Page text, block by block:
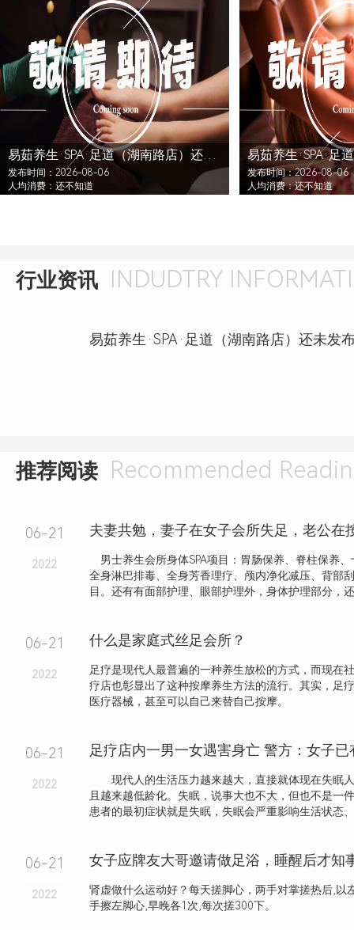
易茹养生·SPA·足道（湖南路店）还没发布活动
发布时间：2026-08-06
人均消费：还不知道
发布时间：2026-08-06
人均消费：还不知道
行业资讯 INDUDTRY
推荐阅读 Recommended
06-21
2022
男士养生会所身体SPA项目：胃肠保养、脊柱保养
全身淋巴排毒、全身芳香理疗、颅内净化减压、背部
目。还有有面部护理、眼部护理外，身体护理部分，
06-21
2022
什么是家庭式丝足会所？
足疗是现代人最普遍的一种养生放松的方式，而现在
疗店也彰显出了这种按摩养生方法的流行。其实，足
医疗器械，甚至可以自己来替自己按摩。
06-21
2022
足疗店内一男一女遇害身亡 警方：女子已
现代人的生活压力越来越大，直接就体现在失眠
且越来越低龄化。失眠，说事大也不大，但也不是一
患者的最初症状就是失眠，失眠会严重影响生活状态
06-21
2022
肾虚做什么运动好？每天搓脚心，两手对掌搓热后,以
手擦左脚心,早晚各1次,每次搓300下。